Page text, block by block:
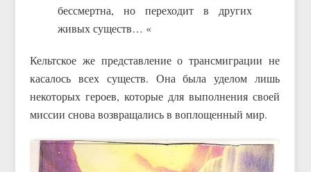
бессмертна, но переходит в других
живых существ… «
Кельтское же представление о трансмиграции не
касалось всех существ. Она была уделом лишь
некоторых героев, которые для выполнения своей
миссии снова возвращались в воплощенный мир.